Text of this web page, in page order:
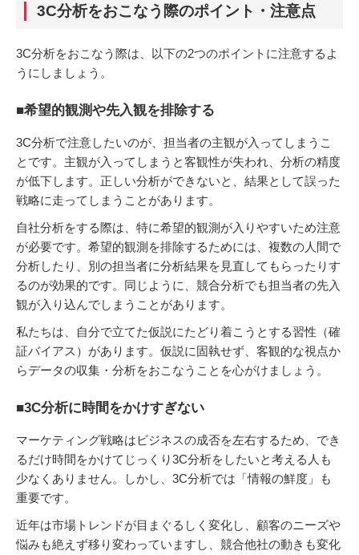
3C分析をおこなう際のポイント・注意点
3C分析をおこなう際は、以下の2つのポイントに注意するよ
うにしましょう。
■希望的観測や先入観を排除する
3C分析で注意したいのが、担当者の主観が入ってしまうこ
とです。主観が入ってしまうと客観性が失われ、分析の精度
が低下します。正しい分析ができないと、結果として誤った
戦略に走ってしまうことがあります。
自社分析をする際は、特に希望的観測が入りやすいため注意
が必要です。希望的観測を排除するためには、複数の人間で
分析したり、別の担当者に分析結果を見直してもらったりす
るのが効果的です。同じように、競合分析でも担当者の先入
観が入り込んでしまうことがあります。
私たちは、自分で立てた仮説にたどり着こうとする習性（確
証バイアス）があります。仮説に固執せず、客観的な視点か
らデータの収集・分析をおこなうことを心がけましょう。
■3C分析に時間をかけすぎない
マーケティング戦略はビジネスの成否を左右するため、でき
るだけ時間をかけてじっくり3C分析をしたいと考える人も
少なくありません。しかし、3C分析では「情報の鮮度」も
重要です。
近年は市場トレンドが目まぐるしく変化し、顧客のニーズや
悩みも絶えず移り変わっていますし、競合他社の動きも変化